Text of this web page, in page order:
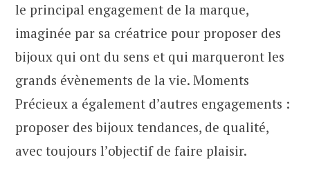
le principal engagement de la marque,
imaginée par sa créatrice pour proposer des
bijoux qui ont du sens et qui marqueront les
grands évènements de la vie. Moments
Précieux a également d’autres engagements :
proposer des bijoux tendances, de qualité,
avec toujours l’objectif de faire plaisir.